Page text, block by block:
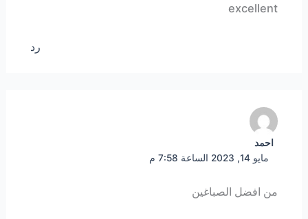
excellent
رد
احمد
مايو 14, 2023 الساعة 7:58 م
من افضل الصباغين